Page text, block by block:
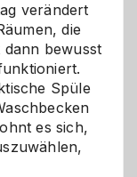
verändert
die
bewusst
Spüle
es sich,